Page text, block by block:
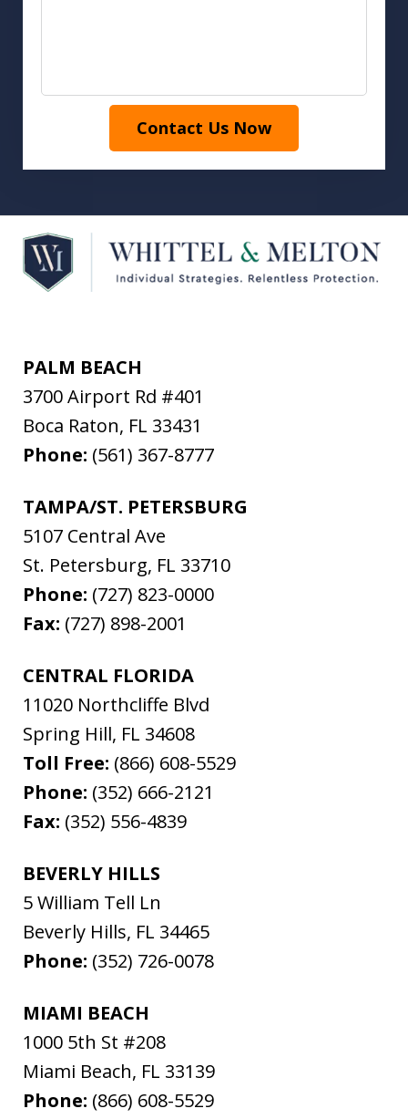
Contact Us Now
PALM BEACH
3700 Airport Rd #401
Boca Raton, FL 33431
Phone: (561) 367-8777
TAMPA/ST. PETERSBURG
5107 Central Ave
St. Petersburg, FL 33710
Phone: (727) 823-0000
Fax: (727) 898-2001
CENTRAL FLORIDA
11020 Northcliffe Blvd
Spring Hill, FL 34608
Toll Free: (866) 608-5529
Phone: (352) 666-2121
Fax: (352) 556-4839
BEVERLY HILLS
5 William Tell Ln
Beverly Hills, FL 34465
Phone: (352) 726-0078
MIAMI BEACH
1000 5th St #208
Miami Beach, FL 33139
Phone: (866) 608-5529